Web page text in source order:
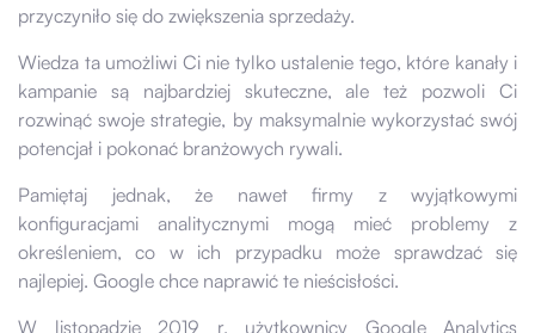
przyczyniło się do zwiększenia sprzedaży.
Wiedza ta umożliwi Ci nie tylko ustalenie tego, które kanały i
kampanie są najbardziej skuteczne, ale też pozwoli Ci
rozwinąć swoje strategie, by maksymalnie wykorzystać swój
potencjał i pokonać branżowych rywali.
Pamiętaj jednak, że nawet firmy z wyjątkowymi
konfiguracjami analitycznymi mogą mieć problemy z
określeniem, co w ich przypadku może sprawdzać się
najlepiej. Google chce naprawić te nieścisłości.
W listopadzie 2019 r. użytkownicy Google Analytics